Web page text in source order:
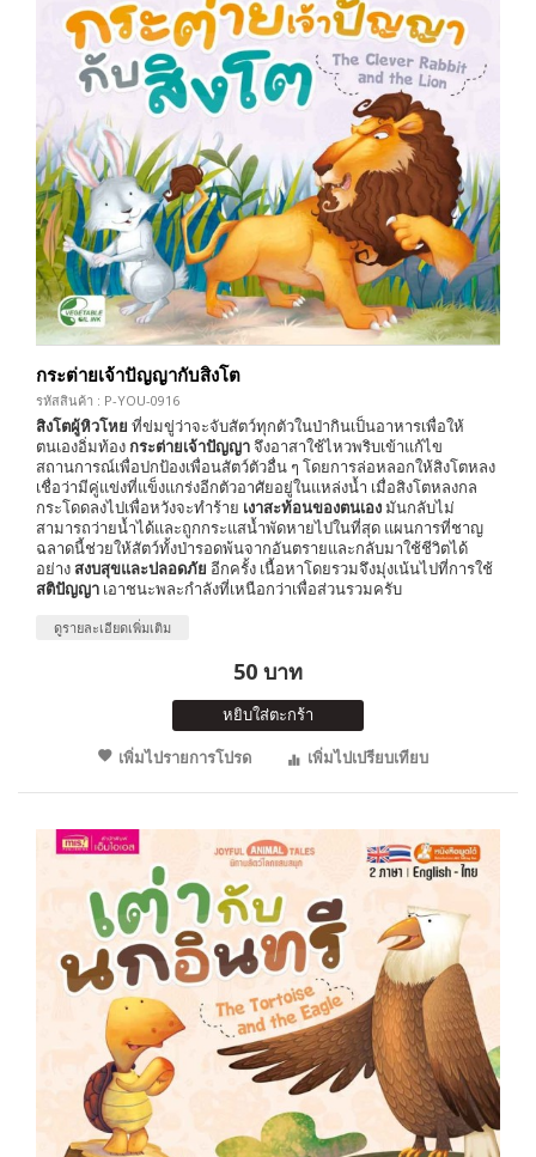
กระต่ายเจ้าปัญญากับสิงโต
รหัสสินค้า : P-YOU-0916
สิงโตผู้หิวโหย ที่ข่มขู่ว่าจะจับสัตว์ทุกตัวในป่ากินเป็นอาหารเพื่อให้
ตนเองอิ่มท้องกระต่ายเจ้าปัญญาจึงอาสาใช้ไหวพริบเข้าแก้ไข
สถานการณ์เพื่อปกป้องเพื่อนสัตว์ตัวอื่น ๆ โดยการล่อหลอกให้สิงโตหลง
เชื่อว่ามีคู่แข่งที่แข็งแกร่งอีกตัวอาศัยอยู่ในแหล่งน้ำ เมื่อสิงโตหลงกล
กระโดดลงไปเพื่อหวังจะทำร้าย เงาสะท้อนของตนเองมันกลับไม่
สามารถว่ายน้ำได้และถูกกระแสน้ำพัดหายไปในที่สุด แผนการที่ชาญ
ฉลาดนี้ช่วยให้สัตว์ทั้งป่ารอดพ้นจากอันตรายและกลับมาใช้ชีวิตได้
อย่างสงบสุขและปลอดภัย อีกครั้ง เนื้อหาโดยรวมจึงมุ่งเน้นไปที่การใช้
สติปัญญา เอาชนะพละกำลังที่เหนือกว่าเพื่อส่วนรวมครับ
ดูรายละเอียดเพิ่มเติม
50 บาท
หยิบใส่ตะกร้า
เพิ่มไปรายการโปรด
เพิ่มไปเปรียบเทียบ